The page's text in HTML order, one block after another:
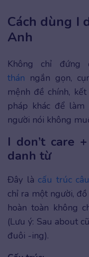
Cách dùng I
Anh
Không chỉ
thán ngắn gọn,
mệnh đề chính,
pháp khác để
người nói không
I don’t care
danh từ
Đây là cấu trúc câu
chỉ ra một người,
hoàn toàn không
(Lưu ý: Sau about
đuôi -ing).